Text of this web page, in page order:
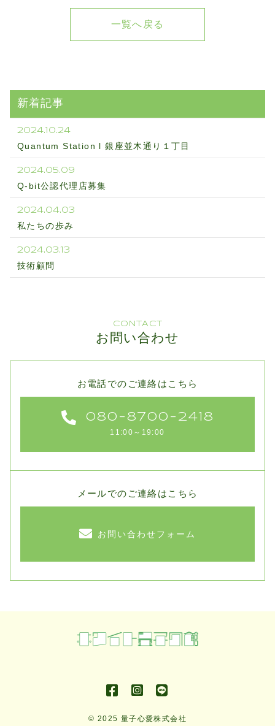
一覧へ戻る
新着記事
2024.10.24
Quantum Station l 銀座並木通り１丁目
2024.05.09
Q-bit公認代理店募集
2024.04.03
私たちの歩み
2024.03.13
技術顧問
CONTACT
お問い合わせ
お電話でのご連絡はこちら
080-8700-2418
11:00～19:00
メールでのご連絡はこちら
お問い合わせフォーム
© 2025 量子心愛株式会社